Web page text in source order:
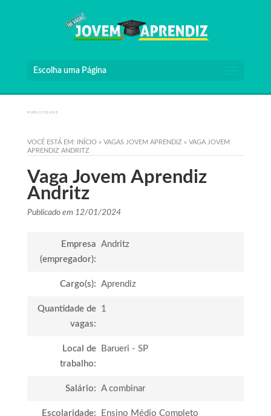
Escolha uma Página
PUBLICIDADE
VOCÊ ESTÁ EM: INÍCIO» VAGAS JOVEM APRENDIZ» VAGA JOVEM
APRENDIZ ANDRITZ
Vaga Jovem Aprendiz
Andritz
Publicado em 12/01/2024
Empresa
(empregador):
Andritz
Cargo(s): Aprendiz
Quantidade de
vagas:
1
Local de
trabalho:
Barueri - SP
Salário: A combinar
Escolaridade: Ensino Médio Completo